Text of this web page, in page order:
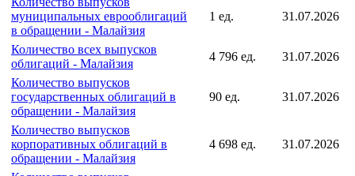
Количество выпусков
корпоративных еврооблигаций в
обращении Малайзия
89 ед. 31.07.2026
Количество выпусков
муниципальных еврооблигаций
в обращении - Малайзия
Количество всех выпусков
облигаций - Малайзия
Количество выпусков
государственных облигаций в
обращении - Малайзия
90 ед. 31.07.2026